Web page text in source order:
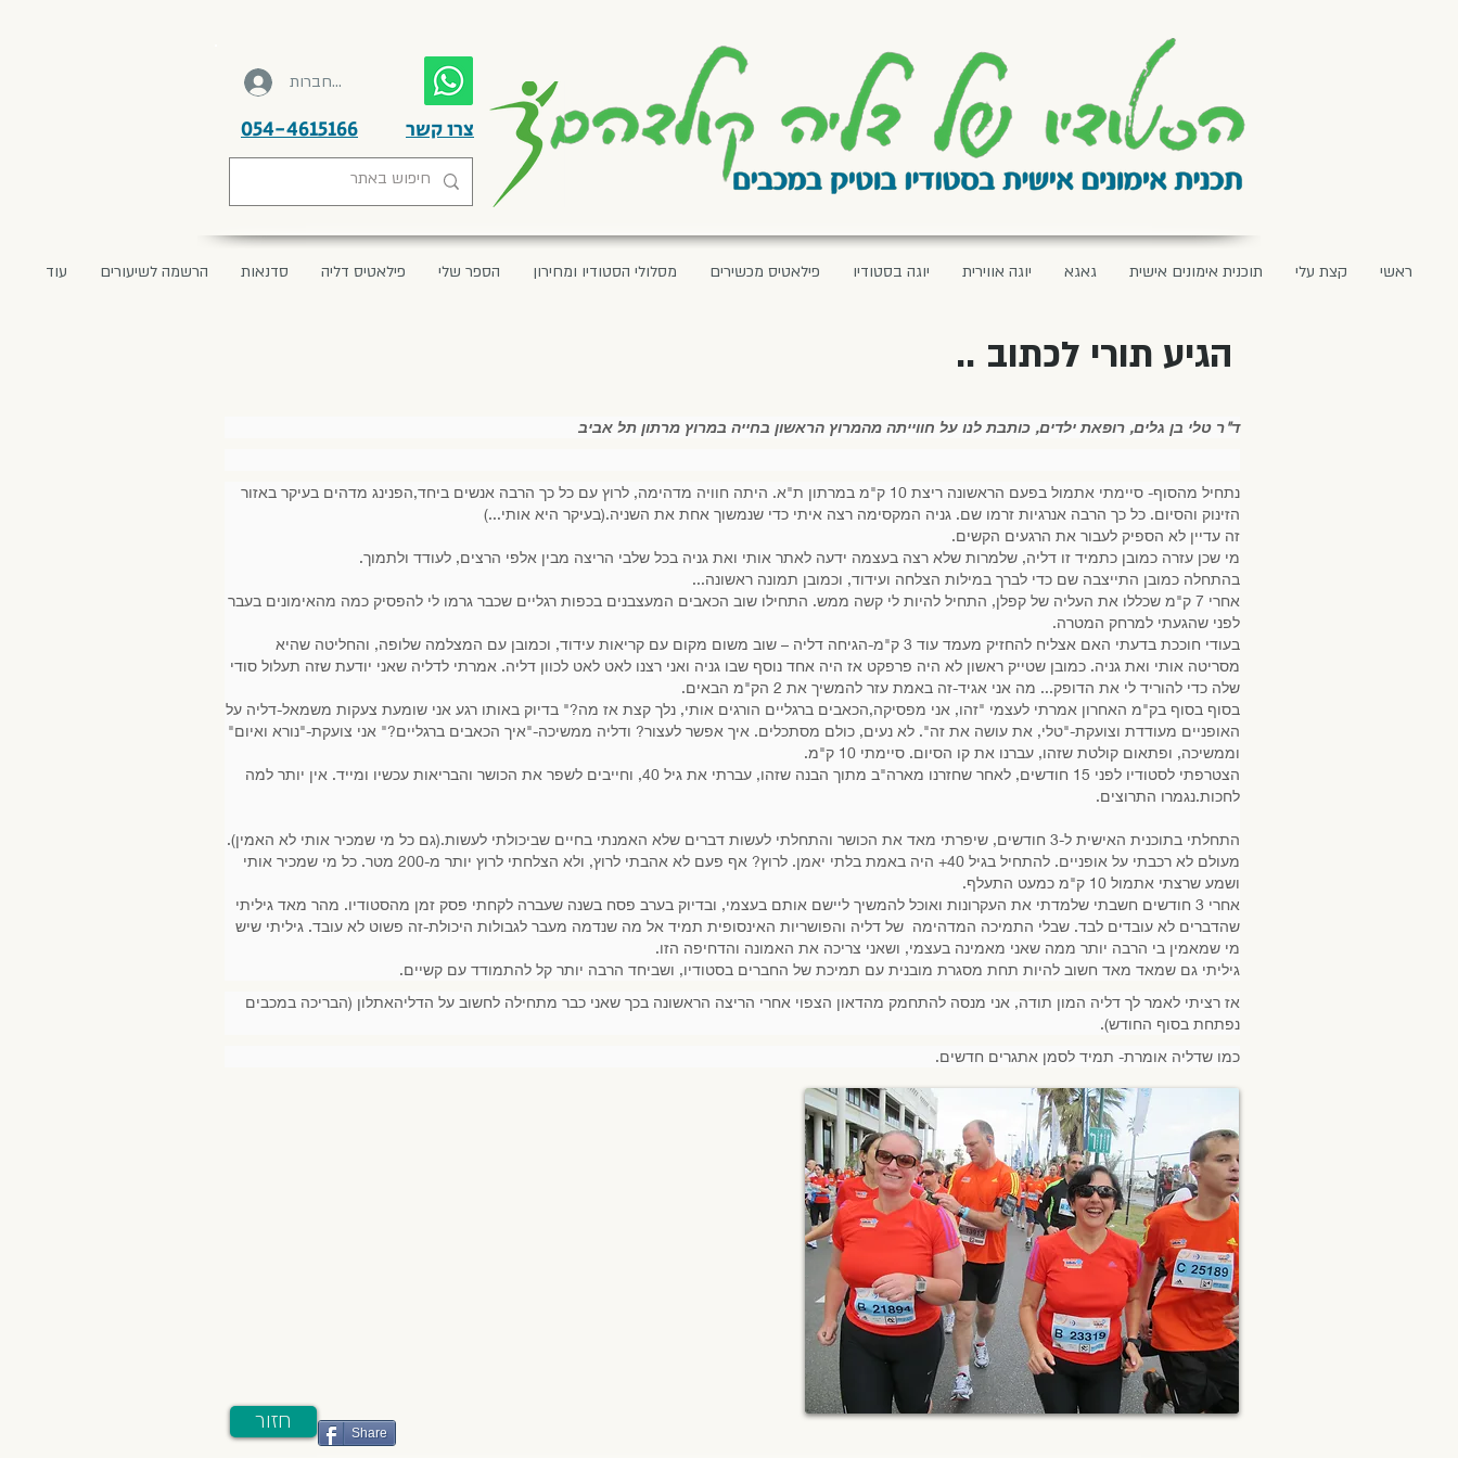
להתחברות
054-4615166 צרו קשר
ראשי קצת עלי תוכנית אימונים אישית גאגא יוגה אווירית יוגה בסטודיו פילאטיס מכשירים מסלולי הסטודיו ומחירון הספר שלי פילאטיס דליה סדנאות הרשמה לשיעורים עוד
הגיע תורי לכתוב ..
ד"ר טלי בן גלים, רופאת ילדים, כותבת לנו על חווייתה מהמרוץ הראשון בחייה במרוץ מרתון תל אביב
נתחיל מהסוף- סיימתי אתמול בפעם הראשונה ריצת 10 ק"מ במרתון ת"א. היתה חוויה מדהימה, לרוץ עם כל כך הרבה אנשים ביחד,הפנינג מדהים בעיקר באזור
הזינוק והסיום. כל כך הרבה אנרגיות זרמו שם. גניה המקסימה רצה איתי כדי שנמשוך אחת את השניה.(בעיקר היא אותי...)
זה עדיין לא הספיק לעבור את הרגעים הקשים.
מי שכן עזרה כמובן כתמיד זו דליה, שלמרות שלא רצה בעצמה ידעה לאתר אותי ואת גניה בכל שלבי הריצה מבין אלפי הרצים, לעודד ולתמוך.
בהתחלה כמובן התייצבה שם כדי לברך במילות הצלחה ועידוד, וכמובן תמונה ראשונה...
אחרי 7 ק"מ שכללו את העליה של קפלן, התחיל להיות לי קשה ממש. התחילו שוב הכאבים המעצבנים בכפות רגליים שכבר גרמו לי להפסיק כמה מהאימונים בעבר
לפני שהגעתי למרחק המטרה.
בעודי חוככת בדעתי האם אצליח להחזיק מעמד עוד 3 ק"מ-הגיחה דליה – שוב משום מקום עם קריאות עידוד, וכמובן עם המצלמה שלופה, והחליטה שהיא
מסריטה אותי ואת גניה. כמובן שטייק ראשון לא היה פרפקט אז היה אחד נוסף שבו גניה ואני רצנו לאט לאט לכוון דליה. אמרתי לדליה שאני יודעת שזה תעלול סודי
שלה כדי להוריד לי את הדופק... מה אני אגיד-זה באמת עזר להמשיך את 2 הק"מ הבאים.
בסוף בסוף בק"מ האחרון אמרתי לעצמי "זהו, אני מפסיקה,הכאבים ברגליים הורגים אותי, נלך קצת אז מה?" בדיוק באותו רגע אני שומעת צעקות משמאל-דליה על
האופניים מעודדת וצועקת-"טלי, את עושה את זה". לא נעים, כולם מסתכלים. איך אפשר לעצור? ודליה ממשיכה-"איך הכאבים ברגליים?" אני צועקת-"נורא ואיום"
וממשיכה, ופתאום קולטת שזהו, עברנו את קו הסיום. סיימתי 10 ק"מ.
הצטרפתי לסטודיו לפני 15 חודשים, לאחר שחזרנו מארה"ב מתוך הבנה שזהו, עברתי את גיל 40, וחייבים לשפר את הכושר והבריאות עכשיו ומייד. אין יותר למה
לחכות.נגמרו התרוצים.
התחלתי בתוכנית האישית ל-3 חודשים, שיפרתי מאד את הכושר והתחלתי לעשות דברים שלא האמנתי בחיים שביכולתי לעשות.(גם כל מי שמכיר אותי לא האמין).
מעולם לא רכבתי על אופניים. להתחיל בגיל 40+ היה באמת בלתי יאמן. לרוץ? אף פעם לא אהבתי לרוץ, ולא הצלחתי לרוץ יותר מ-200 מטר. כל מי שמכיר אותי
ושמע שרצתי אתמול 10 ק"מ כמעט התעלף.
אחרי 3 חודשים חשבתי שלמדתי את העקרונות ואוכל להמשיך ליישם אותם בעצמי, ובדיוק בערב פסח בשנה שעברה לקחתי פסק זמן מהסטודיו. מהר מאד גיליתי
שהדברים לא עובדים לבד. שבלי התמיכה המדהימה של דליה והפושריות האינסופית תמיד אל מה שנדמה מעבר לגבולות היכולת-זה פשוט לא עובד. גיליתי שיש
מי שמאמין בי הרבה יותר ממה שאני מאמינה בעצמי, ושאני צריכה את האמונה והדחיפה הזו.
גיליתי גם שמאד מאד חשוב להיות תחת מסגרת מובנית עם תמיכת של החברים בסטודיו, ושביחד הרבה יותר קל להתמודד עם קשיים.
אז רציתי לאמר לך דליה המון תודה, אני מנסה להתחמק מהדאון הצפוי אחרי הריצה הראשונה בכך שאני כבר מתחילה לחשוב על הדליהאתלון (הבריכה במכבים
נפתחת בסוף החודש).
כמו שדליה אומרת- תמיד לסמן אתגרים חדשים.
חזור Share